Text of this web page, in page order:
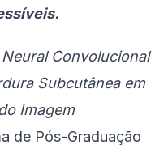
Convolucional
Subcutânea em
Imagem
de Pós-Graduação